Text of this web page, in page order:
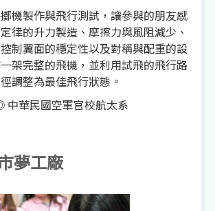
機製作與飛行測試，讓參與的朋友感
律的升力製造、摩擦力與風阻減少、
制翼面的穩定性以及對稱與配重的設
架完整的飛機，並利用試飛的飛行路
徑調整為最佳飛行狀態。
中華民國空軍官校航太系
夢工廠